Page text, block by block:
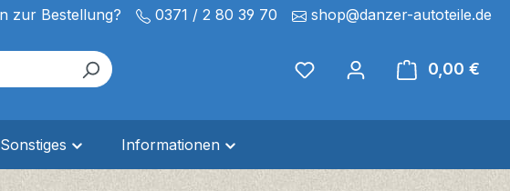
zur Bestellung? 0371 / 2 80 39 70 shop@danzer-autoteile.de
0,00 €
Sonstiges Informationen